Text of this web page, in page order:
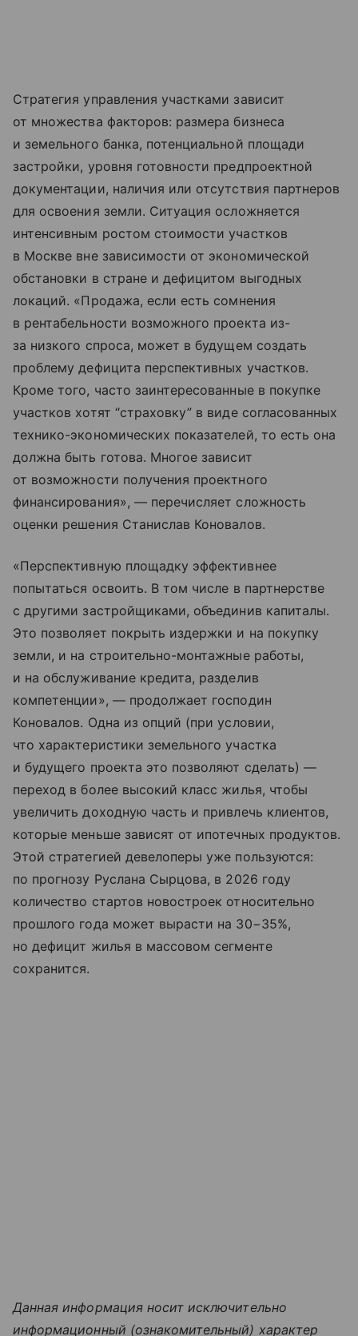
Стратегия управления участками зависит
от множества факторов: размера бизнеса
и земельного банка, потенциальной площади
застройки, уровня готовности предпроектной
документации, наличия или отсутствия партнеров
для освоения земли. Ситуация осложняется
интенсивным ростом стоимости участков
в Москве вне зависимости от экономической
обстановки в стране и дефицитом выгодных
локаций. «Продажа, если есть сомнения
в рентабельности возможного проекта из-
за низкого спроса, может в будущем создать
проблему дефицита перспективных участков.
Кроме того, часто заинтересованные в покупке
участков хотят “страховку” в виде согласованных
технико-экономических показателей, то есть она
должна быть готова. Многое зависит
от возможности получения проектного
финансирования», — перечисляет сложность
оценки решения Станислав Коновалов.
«Перспективную площадку эффективнее
попытаться освоить. В том числе в партнерстве
с другими застройщиками, объединив капиталы.
Это позволяет покрыть издержки и на покупку
земли, и на строительно-монтажные работы,
и на обслуживание кредита, разделив
компетенции», — продолжает господин
Коновалов. Одна из опций (при условии,
что характеристики земельного участка
и будущего проекта это позволяют сделать) —
переход в более высокий класс жилья, чтобы
увеличить доходную часть и привлечь клиентов,
которые меньше зависят от ипотечных продуктов.
Этой стратегией девелоперы уже пользуются:
по прогнозу Руслана Сырцова, в 2026 году
количество стартов новостроек относительно
прошлого года может вырасти на 30−35%,
но дефицит жилья в массовом сегменте
сохранится.
Данная информация носит исключительно
информационный (ознакомительный) характер